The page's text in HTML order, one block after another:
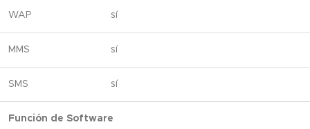
WAP sí
MMS sí
SMS sí
Función de Software